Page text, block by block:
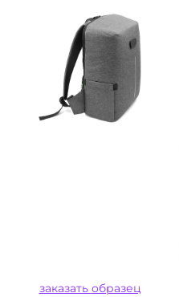
заказать образец